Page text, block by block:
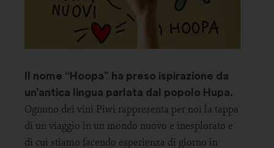
Il nome “Hoopa” ha preso ispirazione da
un’antica lingua parlata dal popolo Hupa.
Ognuno dei vini Piwi rappresenta per noi la tappa
di un viaggio in un mondo nuovo e inesplorato e
di cui stiamo facendo esperienza di giorno in